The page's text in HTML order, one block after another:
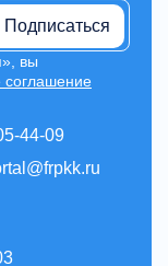
44-09
Подписаться
вы
соглашение